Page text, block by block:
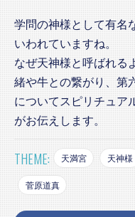
学問の神様として有名
いわれていますね。
なぜ天神様と呼ばれる
緒や牛との繋がり、第
についてスピリチュア
がお伝えします。
THEME: 天満宮 天神様
菅原道真